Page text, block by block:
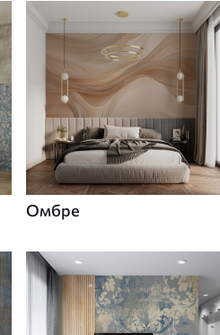
Омбре